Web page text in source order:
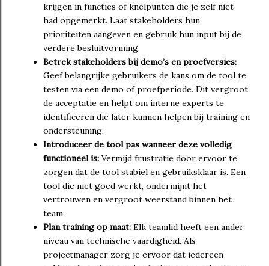
krijgen in functies of knelpunten die je zelf niet
had opgemerkt. Laat stakeholders hun
prioriteiten aangeven en gebruik hun input bij de
verdere besluitvorming.
Betrek stakeholders bij demo’s en proefversies:
Geef belangrijke gebruikers de kans om de tool te
testen via een demo of proefperiode. Dit vergroot
de acceptatie en helpt om interne experts te
identificeren die later kunnen helpen bij training en
ondersteuning.
Introduceer de tool pas wanneer deze volledig
functioneel is: Vermijd frustratie door ervoor te
zorgen dat de tool stabiel en gebruiksklaar is. Een
tool die niet goed werkt, ondermijnt het
vertrouwen en vergroot weerstand binnen het
team.
Plan training op maat: Elk teamlid heeft een ander
niveau van technische vaardigheid. Als
projectmanager zorg je ervoor dat iedereen